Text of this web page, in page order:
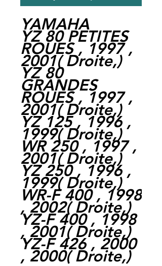
YAMAHA
YZ 80 PETITES
ROUES , 1997 ,
2001(Droite,)
YZ 80
GRANDES
ROUES , 1997 ,
2001(Droite,)
YZ 125 , 1996 ,
1999(Droite,)
WR 250 , 1997 ,
2001(Droite,)
YZ 250 , 1996 ,
1999(Droite,)
WR-F 400 , 1998
, 2002(Droite,)
YZ-F 400 , 1998
, 2001(Droite,)
YZ-F 426 , 2000
, 2000(Droite,)